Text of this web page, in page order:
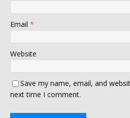
Email *
Website
Save my name, email, and
next time I comment.